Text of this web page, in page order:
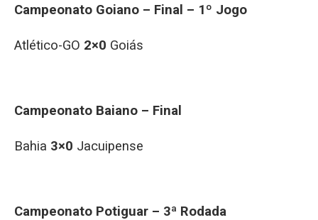
Campeonato Goiano – Final – 1º Jogo
Atlético-GO 2×0 Goiás
Campeonato Baiano – Final
Bahia 3×0 Jacuipense
Campeonato Potiguar – 3ª Rodada